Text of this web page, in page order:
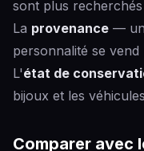
sont plus
La provenance — un
personnalité se
L'état de
bijoux et les véhicules
Comparer avec